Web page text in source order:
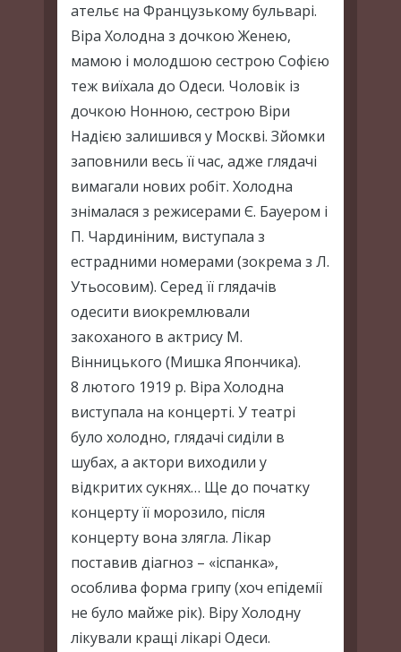
ательє на Французькому бульварі.
Віра Холодна з дочкою Женею,
мамою і молодшою сестрою Софією
теж виїхала до Одеси. Чоловік із
дочкою Нонною, сестрою Віри
Надією залишився у Москві. Зйомки
заповнили весь її час, адже глядачі
вимагали нових робіт. Холодна
знімалася з режисерами Є. Бауером і
П. Чардиніним, виступала з
естрадними номерами (зокрема з Л.
Утьосовим). Серед її глядачів
одесити виокремлювали
закоханого в актрису М.
Вінницького (Мишка Япончика).
8 лютого 1919 р. Віра Холодна
виступала на концерті. У театрі
було холодно, глядачі сиділи в
шубах, а актори виходили у
відкритих сукнях… Ще до початку
концерту її морозило, після
концерту вона злягла. Лікар
поставив діагноз – «іспанка»,
особлива форма грипу (хоч епідемії
не було майже рік). Віру Холодну
лікували кращі лікарі Одеси.